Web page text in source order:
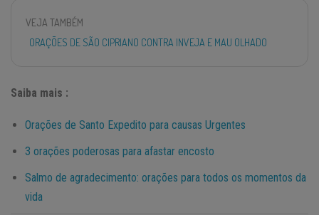
VEJA TAMBÉM
ORAÇÕES DE SÃO CIPRIANO CONTRA INVEJA E MAU OLHADO
Saiba mais :
Orações de Santo Expedito para causas Urgentes
3 orações poderosas para afastar encosto
Salmo de agradecimento: orações para todos os momentos da
vida